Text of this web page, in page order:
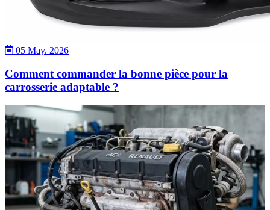
05 May. 2026
Comment commander la bonne pièce pour la
carrosserie adaptable ?